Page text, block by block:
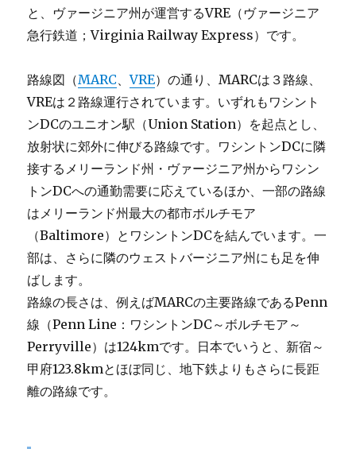
と、ヴァージニア州が運営するVRE（ヴァージニア
急行鉄道；Virginia Railway Express）です。
路線図（MARC、VRE）の通り、MARCは３路線、
VREは２路線運行されています。いずれもワシント
ンDCのユニオン駅（Union Station）を起点とし、
放射状に郊外に伸びる路線です。ワシントンDCに隣
接するメリーランド州・ヴァージニア州からワシン
トンDCへの通勤需要に応えているほか、一部の路線
はメリーランド州最大の都市ボルチモア
（Baltimore）とワシントンDCを結んでいます。一
部は、さらに隣のウェストバージニア州にも足を伸
ばします。
路線の長さは、例えばMARCの主要路線であるPenn
線（Penn Line：ワシントンDC～ボルチモア～
Perryville）は124kmです。日本でいうと、新宿～
甲府123.8kmとほぼ同じ、地下鉄よりもさらに長距
離の路線です。